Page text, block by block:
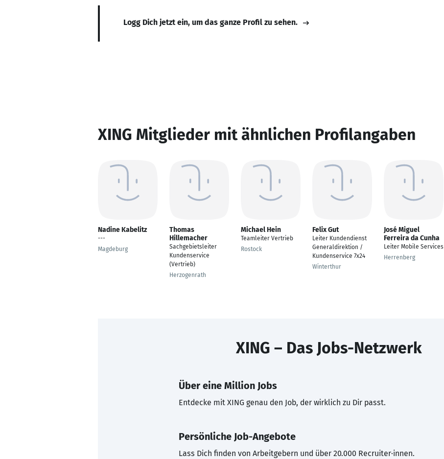
Logg Dich jetzt ein, um das ganze Profil zu sehen.
XING Mitglieder mit ähnlichen Profilangaben
Nadine Kabelitz
---
Magdeburg
Thomas
Hillemacher
Sachgebietsleiter
Kundenservice
(Vertrieb)
Herzogenrath
Michael Hein
Teamleiter Vertrieb
Rostock
Felix Gut
Leiter Kundendienst
Generaldirektion /
Kundenservice 7x24
Winterthur
José Miguel
Ferreira da Cunha
Leiter Mobile Services
Herrenberg
XING – Das Jobs-Netzwerk
Über eine Million Jobs
Entdecke mit XING genau den Job, der wirklich zu Dir passt.
Persönliche Job-Angebote
Lass Dich finden von Arbeitgebern und über 20.000 Recruiter·innen.